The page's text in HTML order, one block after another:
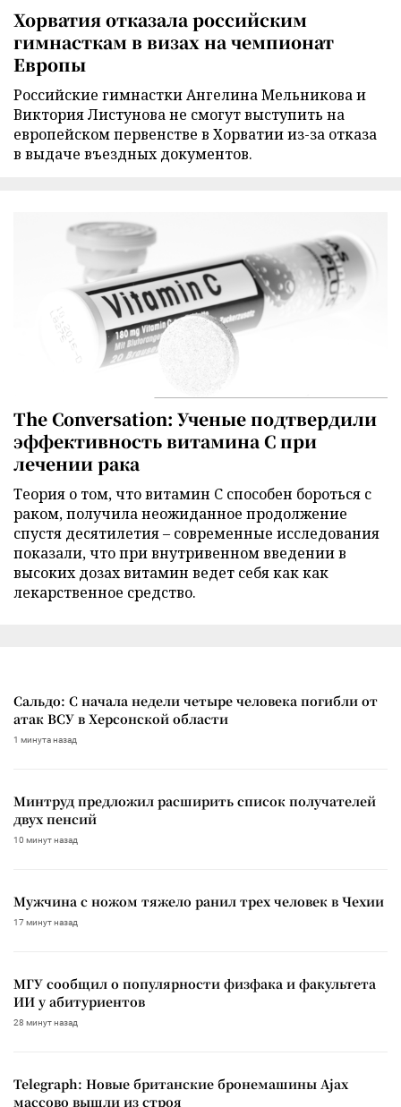
Хорватия отказала российским
гимнасткам в визах на чемпионат
Европы
Российские гимнастки Ангелина Мельникова и
Виктория Листунова не смогут выступить на
европейском первенстве в Хорватии из-за отказа
в выдаче въездных документов.
The Conversation: Ученые подтвердили
эффективность витамина C при
лечении рака
Теория о том, что витамин C способен бороться с
раком, получила неожиданное продолжение
спустя десятилетия – современные исследования
показали, что при внутривенном введении в
высоких дозах витамин ведет себя как как
лекарственное средство.
Сальдо: С начала недели четыре человека погибли от
атак ВСУ в Херсонской области
1 минута назад
Минтруд предложил расширить список получателей
двух пенсий
10 минут назад
Мужчина с ножом тяжело ранил трех человек в Чехии
17 минут назад
МГУ сообщил о популярности физфака и факультета
ИИ у абитуриентов
28 минут назад
Telegraph: Новые британские бронемашины Ajax
массово вышли из строя